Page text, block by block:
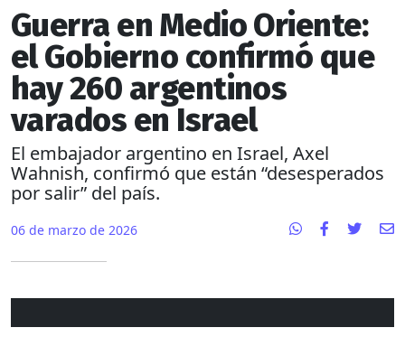
Guerra en Medio Oriente:
el Gobierno confirmó que
hay 260 argentinos
varados en Israel
El embajador argentino en Israel, Axel
Wahnish, confirmó que están “desesperados
por salir” del país.
06 de marzo de 2026